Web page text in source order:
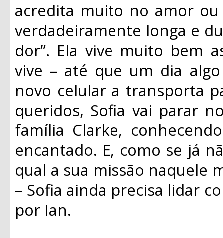
acredita muito no amor
verdadeiramente longa e
dor”. Ela vive muito bem
vive – até que um dia
novo celular a transporta
queridos, Sofia vai parar
família Clarke,
encantado. E, como se já
qual a sua missão naquele
– Sofia ainda precisa lidar
por Ian.